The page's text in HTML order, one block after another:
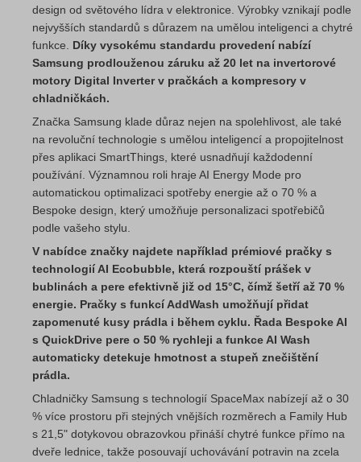
design od světového lídra v elektronice. Výrobky vznikají podle
nejvyšších standardů s důrazem na umělou inteligenci a chytré
funkce. Díky vysokému standardu provedení nabízí
Samsung prodlouženou záruku až 20 let na invertorové
motory Digital Inverter v pračkách a kompresory v
chladničkách.
Značka Samsung klade důraz nejen na spolehlivost, ale také
na revoluční technologie s umělou inteligencí a propojitelnost
přes aplikaci SmartThings, které usnadňují každodenní
používání. Významnou roli hraje AI Energy Mode pro
automatickou optimalizaci spotřeby energie až o 70 % a
Bespoke design, který umožňuje personalizaci spotřebičů
podle vašeho stylu.
V nabídce značky najdete například prémiové pračky s
technologií AI Ecobubble, která rozpouští prášek v
bublinách a pere efektivně již od 15°C, čímž šetří až 70 %
energie. Pračky s funkcí AddWash umožňují přidat
zapomenuté kusy prádla i během cyklu. Řada Bespoke AI
s QuickDrive pere o 50 % rychleji a funkce AI Wash
automaticky detekuje hmotnost a stupeň znečištění
prádla.
Chladničky Samsung s technologií SpaceMax nabízejí až o 30
% více prostoru při stejných vnějších rozměrech a Family Hub
s 21,5" dotykovou obrazovkou přináší chytré funkce přímo na
dveře lednice, takže posouvají uchovávání potravin na zcela